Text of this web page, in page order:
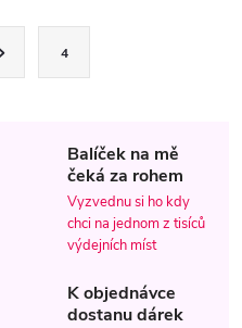
4
Balíček na mě
čeká za rohem
Vyzvednu si ho kdy
chci na jednom z tisíců
výdejních míst
K objednávce
dostanu dárek